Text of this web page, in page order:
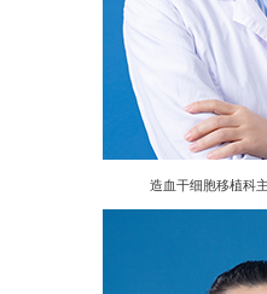
造血干细胞移植科